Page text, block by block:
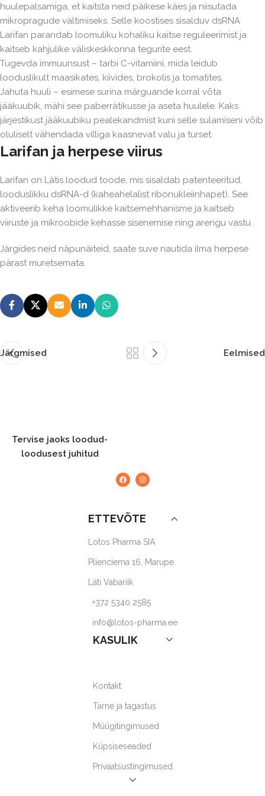
huulepalsamiga, et kaitsta neid päikese käes ja niisutada
mikropragude vältimiseks. Selle koostises sisalduv dsRNA
Larifan parandab loomuliku kohaliku kaitse reguleerimist ja
kaitseb kahjulike väliskeskkonna tegurite eest.
Tugevda immuunsust – tarbi C-vitamiini, mida leidub
looduslikult maasikates, kiivides, brokolis ja tomatites.
Jahuta huuli – esimese surina märguande korral võta
jääkuubik, mähi see paberrätikusse ja aseta huulele. Kaks
järjestikust jääkuubiku pealekandmist kuni selle sulamiseni võib
oluliselt vähendada villiga kaasnevat valu ja turset.
Larifan ja herpese viirus
Larifan on Lätis loodud toode, mis sisaldab patenteeritud,
looduslikku dsRNA-d (kaheahelalist ribonukleiinhapet). See
aktiveerib keha loomulikke kaitsemehhanisme ja kaitseb
viiruste ja mikroobide kehasse sisenemise ning arengu vastu.
Järgides neid näpunäiteid, saate suve nautida ilma herpese
pärast muretsemata.
Järgmised Eelmised
Tervise jaoks loodud-
loodusest juhitud
ETTEVÕTE
Lotos Pharma SIA
Plienciema 16, Marupe
Läti Vabariik
+372 5340 2585
info@lotos-pharma.ee
KASULIK
Kontakt
Tarne ja tagastus
Müügitingimused
Küpsiseseaded
Privaatsustingimused